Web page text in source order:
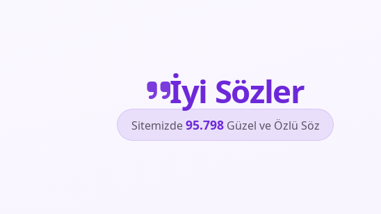
İyi Sözler
Sitemizde95.798Güzel ve Özlü Söz